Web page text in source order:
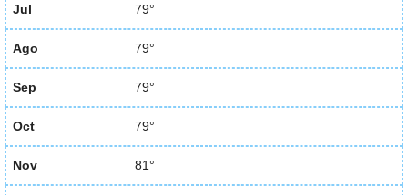
Jul 79°
Ago 79°
Sep 79°
Oct 79°
Nov 81°